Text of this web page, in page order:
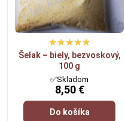
Šelak – biely, bezvoskový,
100 g
✅Skladom
8,50 €
Do košíka